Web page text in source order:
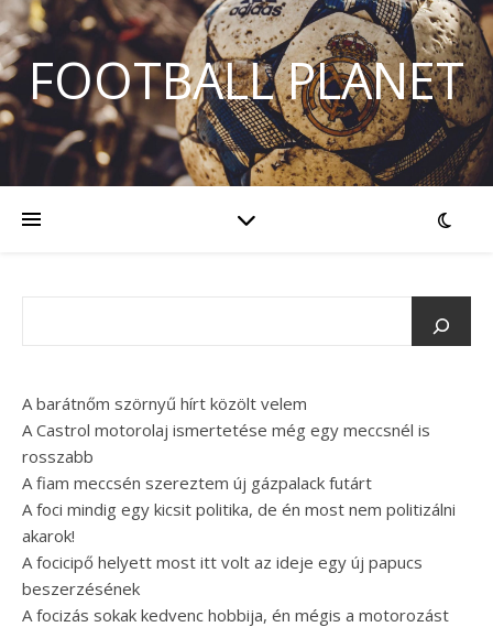
FOOTBALL PLANET
A barátnőm szörnyű hírt közölt velem
A Castrol motorolaj ismertetése még egy meccsnél is
rosszabb
A fiam meccsén szereztem új gázpalack futárt
A foci mindig egy kicsit politika, de én most nem politizálni
akarok!
A focicipő helyett most itt volt az ideje egy új papucs
beszerzésének
A focizás sokak kedvenc hobbija, én mégis a motorozást